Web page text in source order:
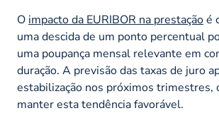
O impacto da EURIBOR na prestaçãoé
uma descida de um ponto percentual
uma poupança mensal relevante em
duração. A previsão das taxas de juro
estabilização nos próximos trimestres,
manter esta tendência favorável.